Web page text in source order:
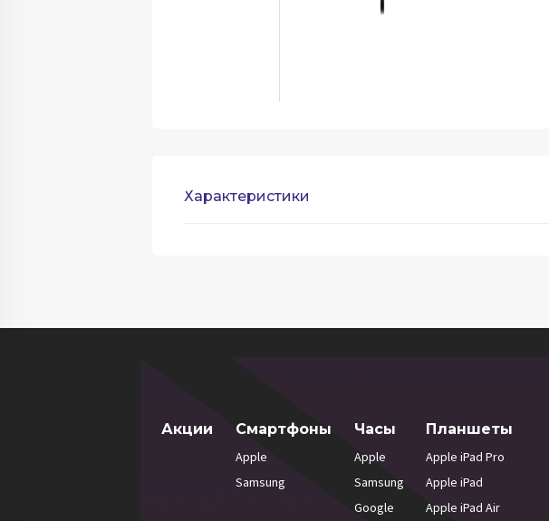
Характеристики
Акции Смартфоны
Apple
Samsung
Часы
Apple
Samsung
Google
Планшеты
Apple iPad Pro
Apple iPad
Apple iPad Air